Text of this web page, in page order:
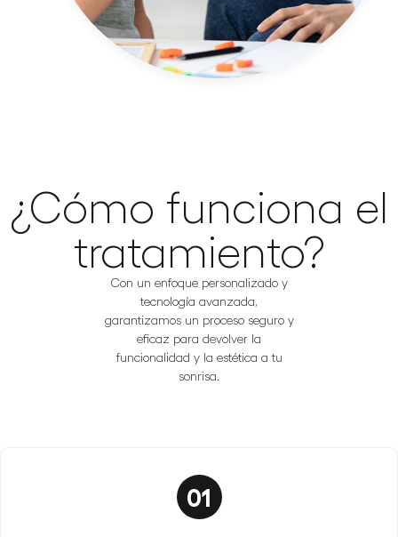
¿Cómo funciona el
tratamiento?
Con un enfoque personalizado y
tecnología avanzada,
garantizamos un proceso seguro y
eficaz para devolver la
funcionalidad y la estética a tu
sonrisa.
01